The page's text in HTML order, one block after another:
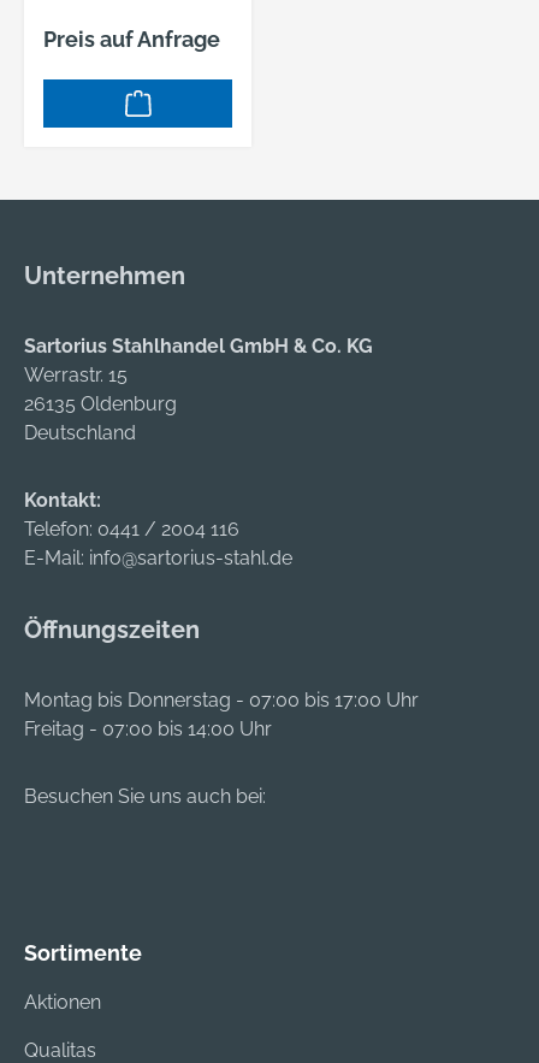
Preis auf Anfrage
Unternehmen
Sartorius Stahlhandel GmbH & Co. KG
Werrastr. 15
26135 Oldenburg
Deutschland
Kontakt:
Telefon: 0441 / 2004 116
E-Mail: info@sartorius-stahl.de
Öffnungszeiten
Montag bis Donnerstag - 07:00 bis 17:00 Uhr
Freitag - 07:00 bis 14:00 Uhr
Besuchen Sie uns auch bei:
Sortimente
Aktionen
Qualitas